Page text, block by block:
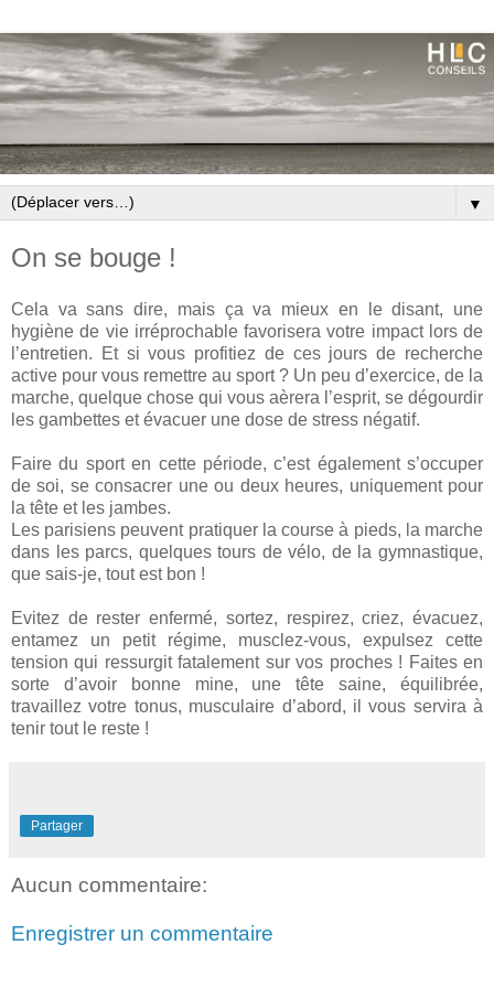
▼
On se bouge !
Cela va sans dire, mais ça va mieux en le disant, une
hygiène de vie irréprochable favorisera votre impact lors de
l’entretien. Et si vous profitiez de ces jours de recherche
active pour vous remettre au sport ? Un peu d’exercice, de la
marche, quelque chose qui vous aèrera l’esprit, se dégourdir
les gambettes et évacuer une dose de stress négatif.
Faire du sport en cette période, c’est également s’occuper
de soi, se consacrer une ou deux heures, uniquement pour
la tête et les jambes.
Les parisiens peuvent pratiquer la course à pieds, la marche
dans les parcs, quelques tours de vélo, de la gymnastique,
que sais-je, tout est bon !
Evitez de rester enfermé, sortez, respirez, criez, évacuez,
entamez un petit régime, musclez-vous, expulsez cette
tension qui ressurgit fatalement sur vos proches ! Faites en
sorte d’avoir bonne mine, une tête saine, équilibrée,
travaillez votre tonus, musculaire d’abord, il vous servira à
tenir tout le reste !
Partager
Aucun commentaire:
Enregistrer un commentaire